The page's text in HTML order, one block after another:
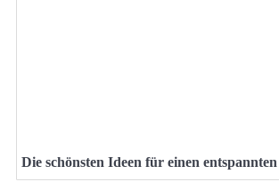
Die schönsten Ideen für einen